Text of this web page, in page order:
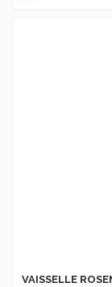
VAISSELLE